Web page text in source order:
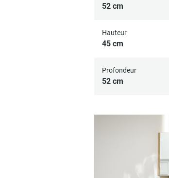
52 cm
Hauteur
45 cm
Profondeur
52 cm